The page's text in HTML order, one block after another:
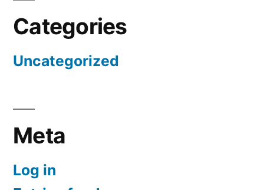
Categories
Uncategorized
Meta
Log in